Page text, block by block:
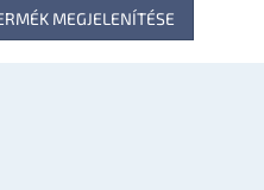
MEGJELENÍTÉSE